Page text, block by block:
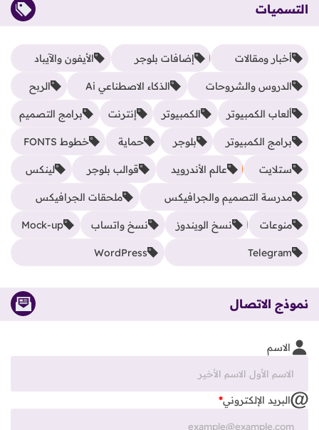
التسميات
أخبار ومقالات إضافات بلوجر الأيفون والآيباد
الدروس والشروحات الذكاء الاصطناعي Ai الربح
ألعاب الكمبيوتر الكمبيوتر إنترنت برامج التصميم
برامج الكمبيوتر بلوجر حماية خطوط FONTS
ستلايت عالم الأندرويد قوالب بلوجر لينكس
مدرسة التصميم والجرافيكس ملحقات الجرافيكس
منوعات نسخ الويندوز نسخ واتساب Mock-up
Telegram
WordPress
نموذج الاتصال
الاسم
البريد الإلكتروني*